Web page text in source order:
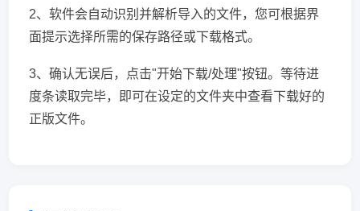
2、软件会自动识别并解析导入的文件，您可根据界
面提示选择所需的保存路径或下载格式。
3、确认无误后，点击"开始下载/处理"按钮。等待进
度条读取完毕，即可在设定的文件夹中查看下载好的
正版文件。